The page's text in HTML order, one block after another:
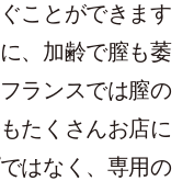
ことができます
、加齢で膣も萎
ランスでは膣の
たくさんお店に
はなく、専用の